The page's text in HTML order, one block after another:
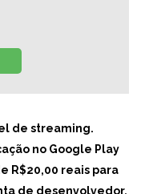
de streaming.
no Google Play
R$20,00 reais para
de desenvolvedor.